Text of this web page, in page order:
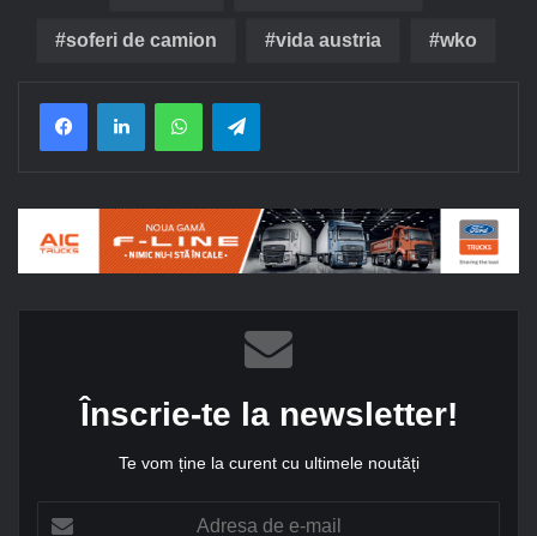
soferi de camion vida austria wko
Înscrie-te la newsletter!
Te vom ține la curent cu ultimele noutăți